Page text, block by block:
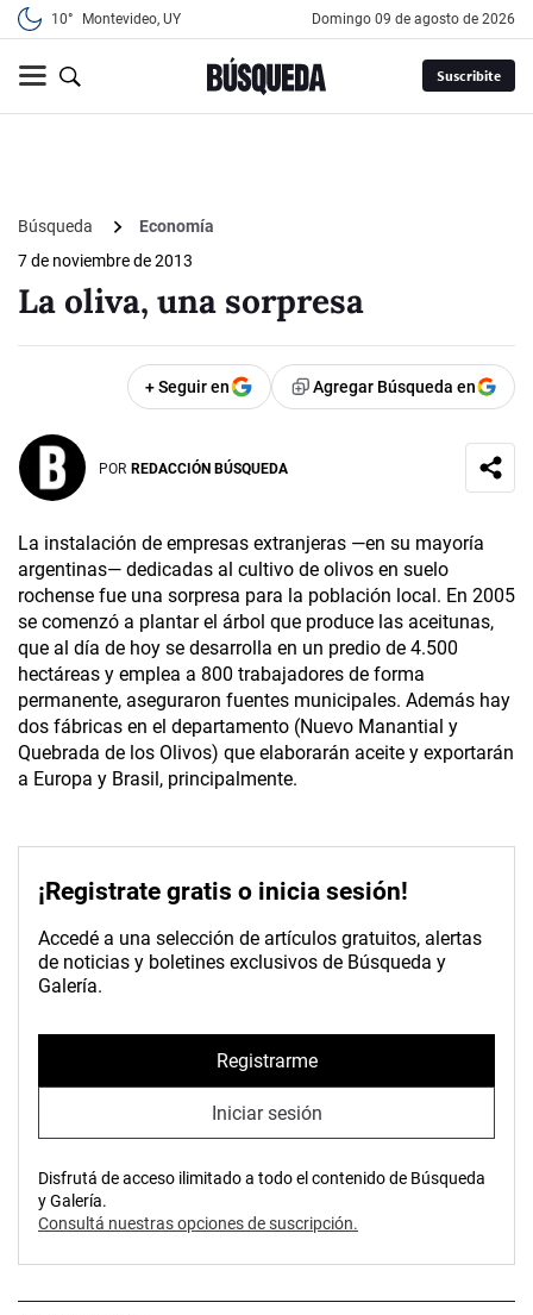
10° Montevideo, UY domingo 09 de agosto de 2026
Suscribite
Búsqueda
Economía
7 de noviembre de 2013
La oliva, una sorpresa
+ Seguir en Agregar Búsqueda en
POR REDACCIÓN BÚSQUEDA
La instalación de empresas extranjeras —en su mayoría
argentinas— dedicadas al cultivo de olivos en suelo
rochense fue una sorpresa para la población local. En 2005
se comenzó a plantar el árbol que produce las aceitunas,
que al día de hoy se desarrolla en un predio de 4.500
hectáreas y emplea a 800 trabajadores de forma
permanente, aseguraron fuentes municipales. Además hay
dos fábricas en el departamento (Nuevo Manantial y
Quebrada de los Olivos) que elaborarán aceite y exportarán
a Europa y Brasil, principalmente.
¡Registrate gratis o inicia sesión!
Accedé a una selección de artículos gratuitos, alertas
de noticias y boletines exclusivos de Búsqueda y
Galería.
Registrarme
Iniciar sesión
Disfrutá de acceso ilimitado a todo el contenido de Búsqueda
y Galería.
Consultá nuestras opciones de suscripción.